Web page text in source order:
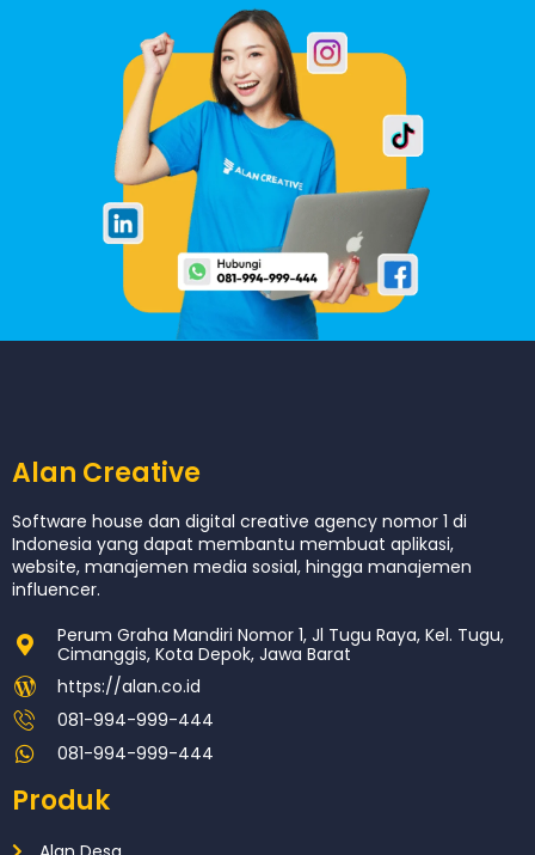
Alan Creative
Software house dan digital creative agency nomor 1 di
Indonesia yang dapat membantu membuat aplikasi,
website, manajemen media sosial, hingga manajemen
influencer.
Perum Graha Mandiri Nomor 1, Jl Tugu Raya, Kel. Tugu,
Cimanggis, Kota Depok, Jawa Barat
https://alan.co.id
081-994-999-444
081-994-999-444
Produk